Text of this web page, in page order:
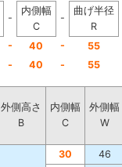
-
内側幅
C
-
曲げ半径
R
- 40 - 55
- 40 - 55
外側高さ
B
内側幅
C
外側幅
W
30 46